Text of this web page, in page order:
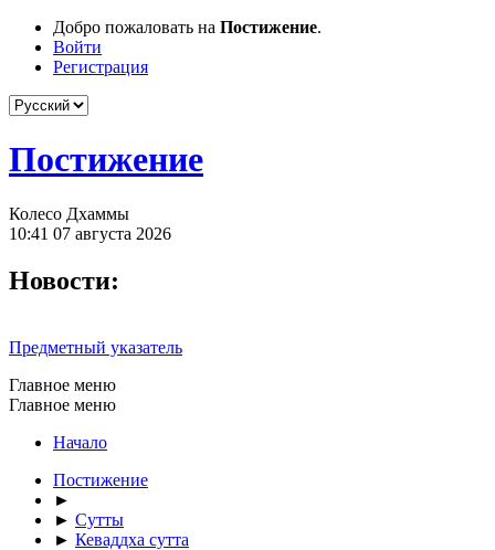
Добро пожаловать на Постижение.
Войти
Регистрация
Постижение
Колесо Дхаммы
10:41 07 августа 2026
Новости:
Предметный указатель
Главное меню
Главное меню
Начало
Постижение
►
► Сутты
► Кеваддха сутта